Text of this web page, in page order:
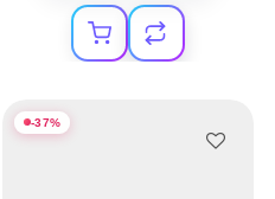
-37%